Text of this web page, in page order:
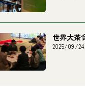
世界大茶
2025/09/24